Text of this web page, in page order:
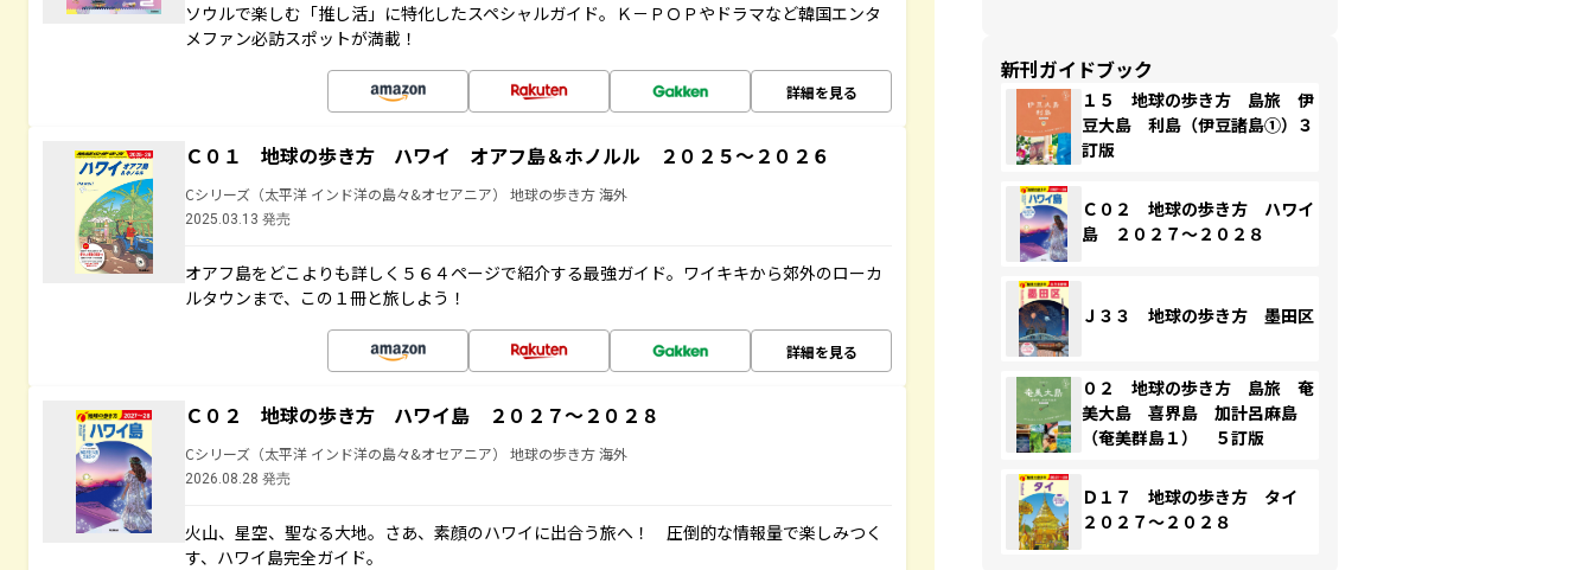
ソウルで楽しむ「推し活」に特化したスペシャルガイド。Ｋ－ＰＯＰやドラマなど韓国エンタ
メファン必訪スポットが満載！
詳細を見る
Ｃ０１ 地球の歩き方 ハワイ オアフ島＆ホノルル ２０２５～２０２６
Cシリーズ（太平洋 インド洋の島々&オセアニア） 地球の歩き方 海外
2025.03.13 発売
オアフ島をどこよりも詳しく５６４ページで紹介する最強ガイド。ワイキキから郊外のローカ
ルタウンまで、この１冊と旅しよう！
詳細を見る
Ｃ０２ 地球の歩き方 ハワイ島 ２０２７～２０２８
Cシリーズ（太平洋 インド洋の島々&オセアニア） 地球の歩き方 海外
2026.08.28 発売
火山、星空、聖なる大地――。さあ、素顔のハワイに出合う旅へ！ 圧倒的な情報量で楽しみつく
す、ハワイ島完全ガイド。
新刊ガイドブック
１５ 地球の歩き方 島旅 伊
豆大島 利島（伊豆諸島①）３
訂版
Ｃ０２ 地球の歩き方 ハワイ
島 ２０２７～２０２８
Ｊ３３ 地球の歩き方 墨田区
０２ 地球の歩き方 島旅 奄
美大島 喜界島 加計呂麻島
（奄美群島１） ５訂版
Ｄ１７ 地球の歩き方 タイ
２０２７～２０２８